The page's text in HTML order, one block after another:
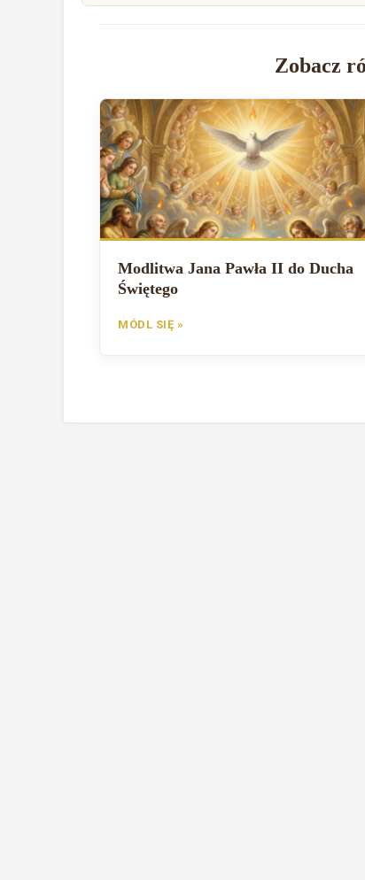
Zobacz
Modlitwa Jana Pawła II do Ducha
Świętego
MÓDL SIĘ »